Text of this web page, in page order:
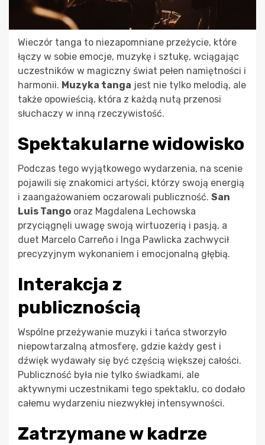
Wieczór tanga to niezapomniane przeżycie, które
łączy w sobie emocje, muzykę i sztukę, wciągając
uczestników w magiczny świat pełen namiętności i
harmonii. Muzyka tanga jest nie tylko melodią, ale
także opowieścią, która z każdą nutą przenosi
słuchaczy w inną rzeczywistość.
Spektakularne widowisko
Podczas tego wyjątkowego wydarzenia, na scenie
pojawili się znakomici artyści, którzy swoją energią
i zaangażowaniem oczarowali publiczność. San
Luis Tango oraz Magdalena Lechowska
przyciągnęli uwagę swoją wirtuozerią i pasją, a
duet Marcelo Carreño i Inga Pawlicka zachwycił
precyzyjnym wykonaniem i emocjonalną głębią.
Interakcja z
publicznością
Wspólne przeżywanie muzyki i tańca stworzyło
niepowtarzalną atmosferę, gdzie każdy gest i
dźwięk wydawały się być częścią większej całości.
Publiczność była nie tylko świadkami, ale
aktywnymi uczestnikami tego spektaklu, co dodało
całemu wydarzeniu niezwykłej intensywności.
Zatrzymane w kadrze